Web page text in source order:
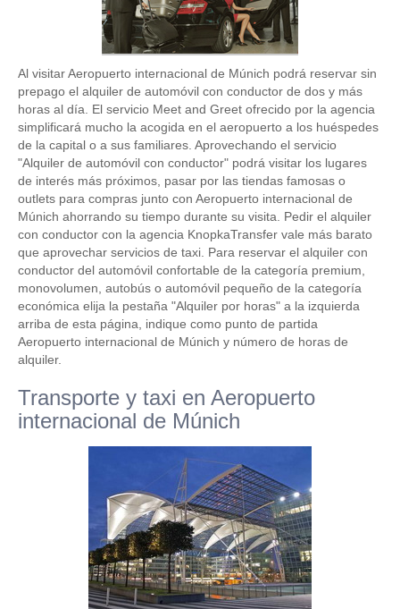
Al visitar Aeropuerto internacional de Múnich podrá reservar sin
prepago el alquiler de automóvil con conductor de dos y más
horas al día. El servicio Meet and Greet ofrecido por la agencia
simplificará mucho la acogida en el aeropuerto a los huéspedes
de la capital o a sus familiares. Aprovechando el servicio
"Alquiler de automóvil con conductor" podrá visitar los lugares
de interés más próximos, pasar por las tiendas famosas o
outlets para compras junto con Aeropuerto internacional de
Múnich ahorrando su tiempo durante su visita. Pedir el alquiler
con conductor con la agencia KnopkaTransfer vale más barato
que aprovechar servicios de taxi. Para reservar el alquiler con
conductor del automóvil confortable de la categoría premium,
monovolumen, autobús o automóvil pequeño de la categoría
económica elija la pestaña "Alquiler por horas" a la izquierda
arriba de esta página, indique como punto de partida
Aeropuerto internacional de Múnich y número de horas de
alquiler.
Transporte y taxi en Aeropuerto
internacional de Múnich